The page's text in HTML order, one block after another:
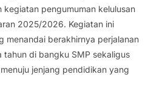
kegiatan pengumuman kelulusan
2025/2026. Kegiatan ini
menandai berakhirnya perjalanan
tahun di bangku SMP sekaligus
jenjang pendidikan yang